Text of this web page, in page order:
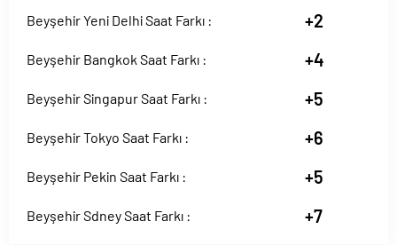
Beyşehir Yeni Delhi Saat Farkı : +2
Beyşehir Bangkok Saat Farkı : +4
Beyşehir Singapur Saat Farkı : +5
Beyşehir Tokyo Saat Farkı : +6
Beyşehir Pekin Saat Farkı : +5
Beyşehir Sdney Saat Farkı : +7